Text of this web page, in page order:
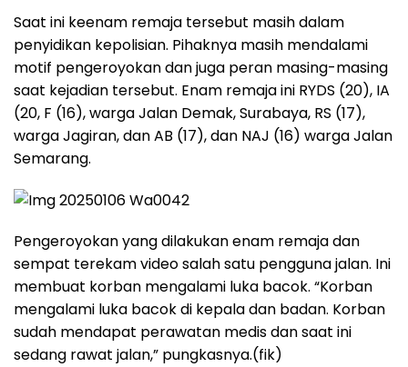
Saat ini keenam remaja tersebut masih dalam
penyidikan kepolisian. Pihaknya masih mendalami
motif pengeroyokan dan juga peran masing-masing
saat kejadian tersebut. Enam remaja ini RYDS (20), IA
(20, F (16), warga Jalan Demak, Surabaya, RS (17),
warga Jagiran, dan AB (17), dan NAJ (16) warga Jalan
Semarang.
Pengeroyokan yang dilakukan enam remaja dan
sempat terekam video salah satu pengguna jalan. Ini
membuat korban mengalami luka bacok. “Korban
mengalami luka bacok di kepala dan badan. Korban
sudah mendapat perawatan medis dan saat ini
sedang rawat jalan,” pungkasnya.(fik)